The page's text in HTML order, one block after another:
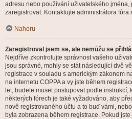
adresu nebo používání uživatelského jména,
zaregistrovat. Kontaktujte administrátora fóra
Nahoru
Zaregistroval jsem se, ale nemůžu se
Nejdříve zkontrolujte správnost vašeho
jsou správné, mohly se stát následující dvě
registrace v souladu s americkým zákonem
na internetu COPPA a vy jste během
let, budete muset postupovat podle
některých fórech je také vyžadováno, aby
nově registrovaného účtu a to buď vámi,
byla zobrazena během registrace. Pokud